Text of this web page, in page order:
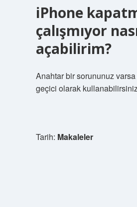
iPhone
çalışmıyor
açabilirim?
Anahtar bir sorununuz
geçici olarak
Tarih: Makaleler